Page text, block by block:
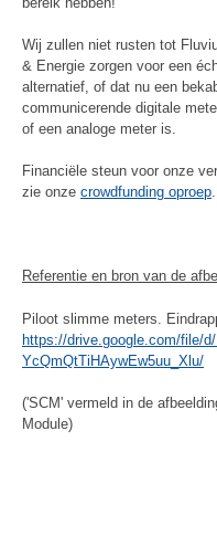
Wij zullen niet rusten tot
& Energie zorgen voor een
alternatief, of dat nu een
communicerende digitale
of een analoge meter is.
Financiële steun voor onze
zie onze crowdfunding oproep.
Referentie en bron van de
Piloot slimme meters.
https://drive.google.com/file/
YcQmQtTiHAywEw5uu_Xlu/
('SCM' vermeld in de
Module)